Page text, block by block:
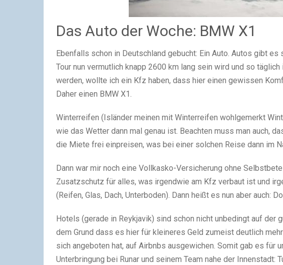
Das Auto der Woche: BMW X1
Ebenfalls schon in Deutschland gebucht: Ein Auto. Autos gibt es
Tour nun vermutlich knapp 2600 km lang sein wird und so
werden, wollte ich ein Kfz haben, dass hier einen gewissen
Daher einen BMW X1.
Winterreifen (Isländer meinen mit Winterreifen wohlgemerkt
wie das Wetter dann mal genau ist. Beachten muss man auch,
die Miete frei einpreisen, was bei einer solchen Reise dann im
Dann war mir noch eine Vollkasko-Versicherung ohne
Zusatzschutz für alles, was irgendwie am Kfz verbaut ist und
(Reifen, Glas, Dach, Unterboden). Dann heißt es nun aber auch:
Hotels (gerade in Reykjavik) sind schon nicht unbedingt auf der
dem Grund dass es hier für kleineres Geld zumeist deutlich
sich angeboten hat, auf Airbnbs ausgewichen. Somit gab es für
Unterbringung bei Runar und seinem Team nahe der Innenstadt: